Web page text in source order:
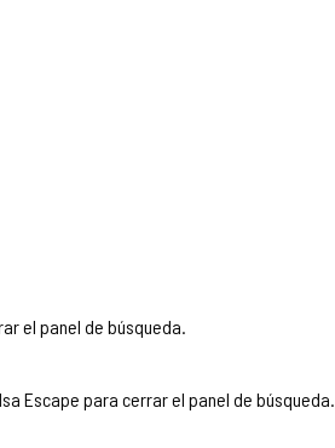
el panel de búsqueda.
Escape para cerrar el panel de búsqueda.